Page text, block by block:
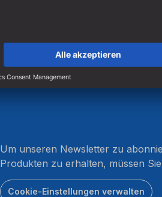
Um unseren Newsletter zu
Produkten zu erhalten, müssen
Cookie-Einstellungen verwalten